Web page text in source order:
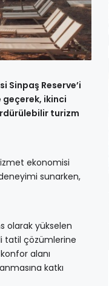
Sinpaş Reserve’i
geçerek, ikinci
turizm
ekonomisi
sunarken,
olarak yükselen
tatil çözümlerine
alanı
katkı